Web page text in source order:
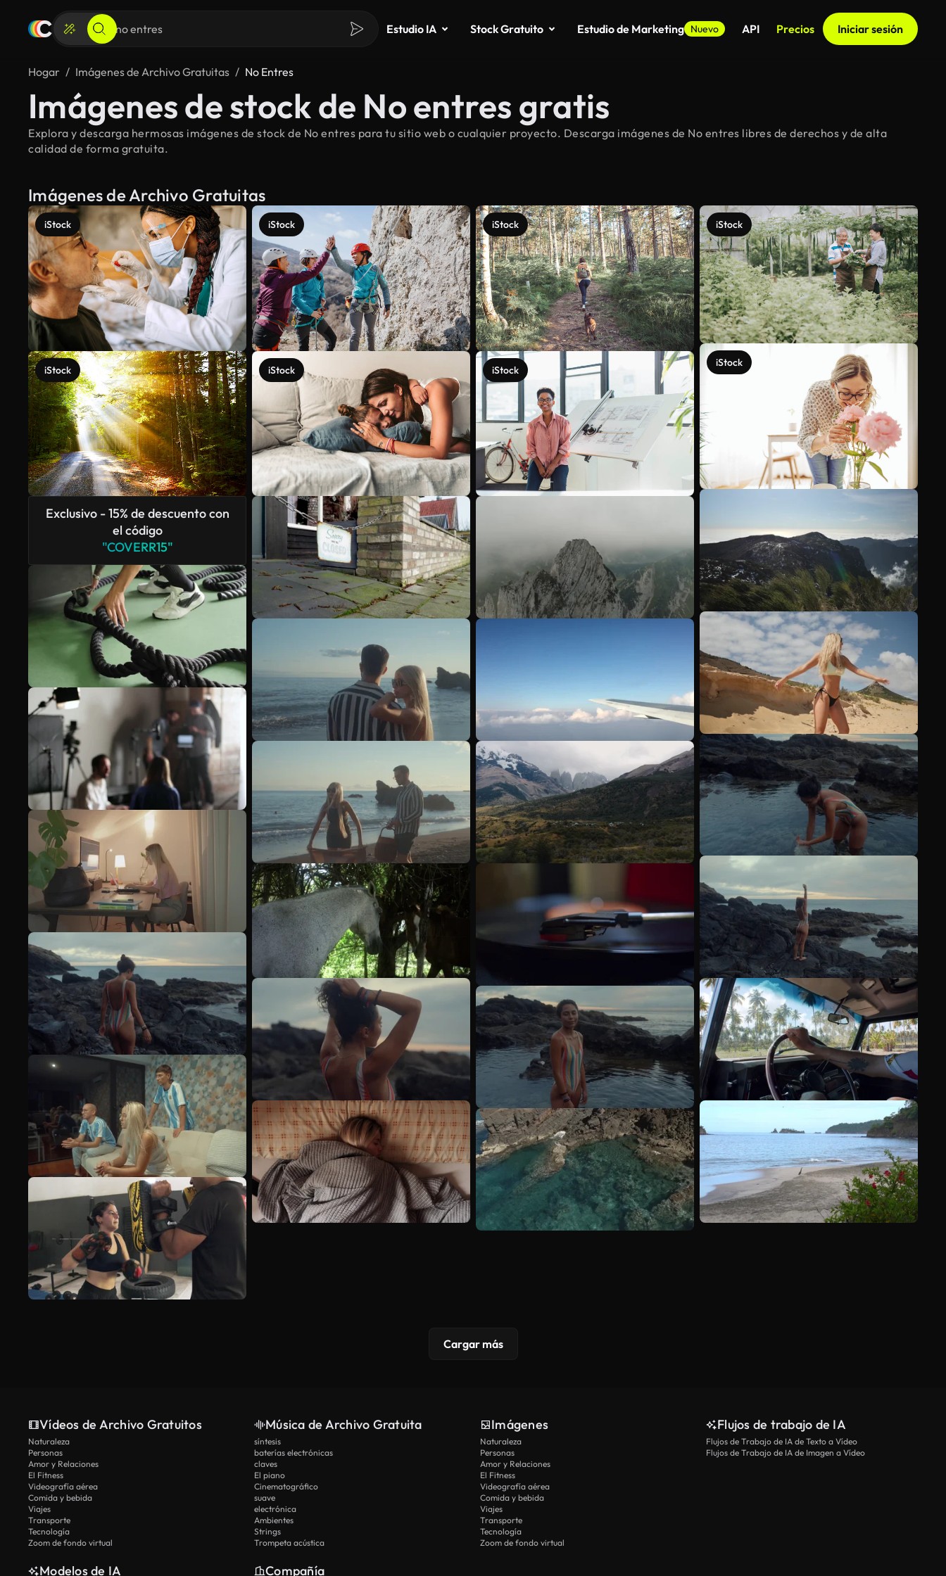
Estudio IA Stock Gratuito Estudio de Marketing Nuevo API Precios Iniciar sesión
Hogar Imágenes de Archivo Gratuitas No Entres
Imágenes de stock de No entres gratis
Explora y descarga hermosas imágenes de stock de No entres para tu sitio web o cualquier proyecto. Descarga imágenes de No entres libres de derechos y de alta
calidad de forma gratuita.
Imágenes de Archivo Gratuitas
iStock
iStock
Exclusivo - 15% de descuento con
el código
"COVERR15"
iStock
iStock
iStock
iStock
iStock
iStock
Ver más
Cargar más
Vídeos de Archivo Gratuitos
Naturaleza
Personas
Amor y Relaciones
El Fitness
Videografía aérea
Comida y bebida
Viajes
Transporte
Tecnología
Zoom de fondo virtual
Música de Archivo Gratuita
síntesis
baterías electrónicas
claves
El piano
Cinematográfico
suave
electrónica
Ambientes
Strings
Trompeta acústica
Imágenes
Naturaleza
Personas
Amor y Relaciones
El Fitness
Videografía aérea
Comida y bebida
Viajes
Transporte
Tecnología
Zoom de fondo virtual
Flujos de trabajo de IA
Flujos de Trabajo de IA de Texto a Vídeo
Flujos de Trabajo de IA de Imagen a Vídeo
Modelos de IA Compañía